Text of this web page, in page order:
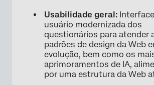
Usabilidade geral:
usuário modernizada dos
questionários para atender
padrões de design da Web
evolução, bem como os
aprimoramentos de IA,
por uma estrutura da Web